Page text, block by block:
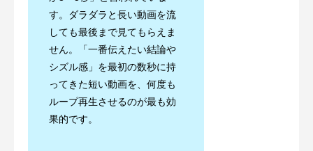
す。ダラダラと長い動画を流
しても最後まで見てもらえま
せん。「一番伝えたい結論や
シズル感」を最初の数秒に持
ってきた短い動画を、何度も
ループ再生させるのが最も効
果的です。